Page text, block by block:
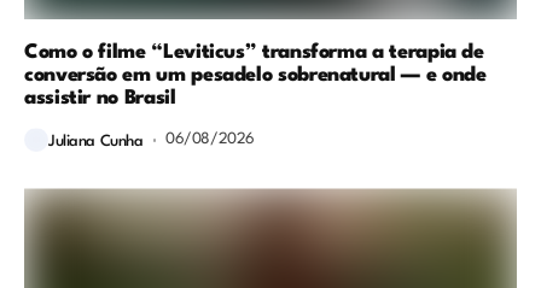
Como o filme “Leviticus” transforma a terapia de
conversão em um pesadelo sobrenatural — e onde
assistir no Brasil
Juliana Cunha 06/08/2026